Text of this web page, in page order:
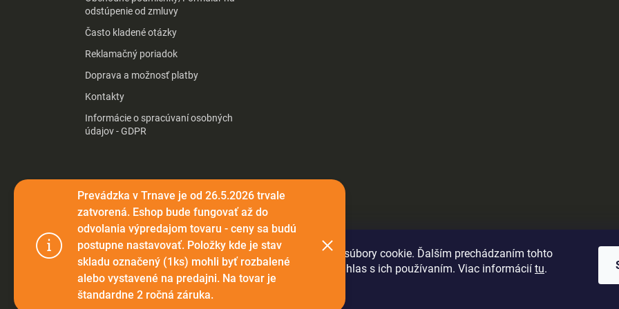
Tento web používa súbory cookie. Ďalším prechádzaním tohto
webu vyjadrujete súhlas s ich používaním. Viac informácií tu.
Prevádzka v Trnave je od 26.5.2026 trvale
zatvorená. Eshop bude fungovať až do
odvolania výpredajom tovaru - ceny sa budú
postupne nastavovať. Položky kde je stav
skladu označený (1ks) mohli byť rozbalené
alebo vystavené na predajni. Na tovar je
štandardne 2 ročná záruka.
odstúpenie od zmluvy
Často kladené otázky
Reklamačný poriadok
Doprava a možnosť platby
Kontakty
Informácie o spracúvaní osobných
údajov - GDPR